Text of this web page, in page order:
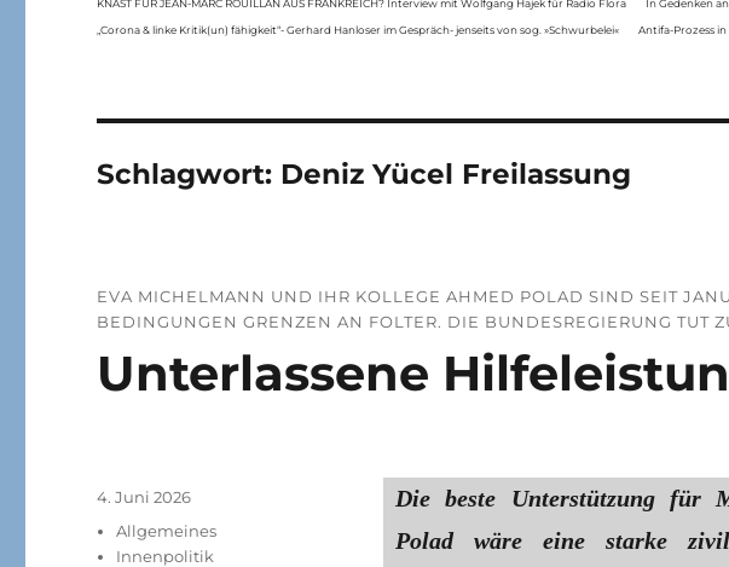
KNAST FÜR JEAN-MARC ROUILLAN AUS FRANKREICH? Interview mit Wolfgang Hajek für Radio Flora In Gedenken
„Corona & linke Kritik(un) fähigkeit“- Gerhard Hanloser im Gespräch- jenseits von sog. »Schwurbelei« Antifa-Prozess
Schlagwort: Deniz Yücel Freilassung
EVA MICHELMANN UND IHR KOLLEGE AHMED POLAD SIND SEIT
BEDINGUNGEN GRENZEN AN FOLTER. DIE BUNDESREGIERUNG TUT
Unterlassene
Die beste Unterstützung für
Polad wäre eine starke
Veröffentlicht
4. Juni 2026
Kategorien
Allgemeines
Innenpolitik